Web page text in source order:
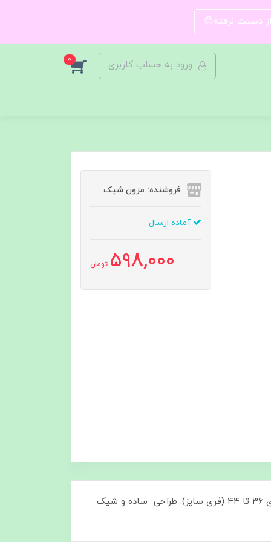
از دستت نرفته😍
ورود به حساب کاربری 0
فروشنده: مزون شیک
آماده ارسال
598,000 تومان
ست دو تیکه نخ موسلین ،انتخابی خنک و راحت برای خانه. جنس نخ موسلین نرم، سبک و تنفس‌پذیر، مناسب سایزهای ۳۶ تا ۴۴ (فری سایز). طراحی ساده و شیک